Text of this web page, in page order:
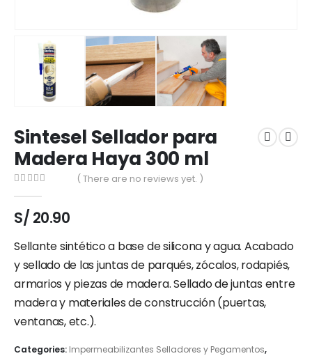
Sintesel Sellador para
Madera Haya 300 ml
( There are no reviews yet. )
S/ 20.90
Sellante sintético a base de silicona y agua. Acabado
y sellado de las juntas de parqués, zócalos, rodapiés,
armarios y piezas de madera. Sellado de juntas entre
madera y materiales de construcción (puertas,
ventanas, etc.).
Categories: Impermeabilizantes Selladores y Pegamentos,